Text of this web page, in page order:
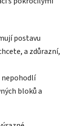
postavu
a zdůrazní,
nepohodlí
bloků a